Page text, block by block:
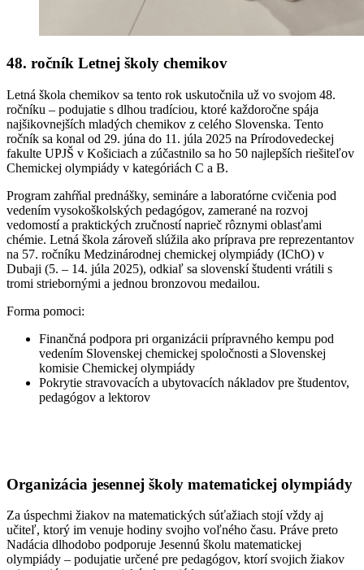
48. ročník Letnej školy chemikov
Letná škola chemikov sa tento rok uskutočnila už vo svojom 48.
ročníku – podujatie s dlhou tradíciou, ktoré každoročne spája
najšikovnejších mladých chemikov z celého Slovenska. Tento
ročník sa konal od 29. júna do 11. júla 2025 na Prírodovedeckej
fakulte UPJŠ v Košiciach a zúčastnilo sa ho 50 najlepších riešiteľov
Chemickej olympiády v kategóriách C a B.
Program zahŕňal prednášky, semináre a laboratórne cvičenia pod
vedením vysokoškolských pedagógov, zamerané na rozvoj
vedomostí a praktických zručností naprieč rôznymi oblasťami
chémie. Letná škola zároveň slúžila ako príprava pre reprezentantov
na 57. ročníku Medzinárodnej chemickej olympiády (IChO) v
Dubaji (5. – 14. júla 2025), odkiaľ sa slovenskí študenti vrátili s
tromi striebornými a jednou bronzovou medailou.
Forma pomoci:
Finančná podpora pri organizácii prípravného kempu pod
vedením Slovenskej chemickej spoločnosti a Slovenskej
komisie Chemickej olympiády
Pokrytie stravovacích a ubytovacích nákladov pre študentov,
pedagógov a lektorov
Organizácia jesennej školy matematickej olympiády
Za úspechmi žiakov na matematických súťažiach stojí vždy aj
učiteľ, ktorý im venuje hodiny svojho voľného času. Práve preto
Nadácia dlhodobo podporuje Jesennú školu matematickej
olympiády – podujatie určené pre pedagógov, ktorí svojich žiakov